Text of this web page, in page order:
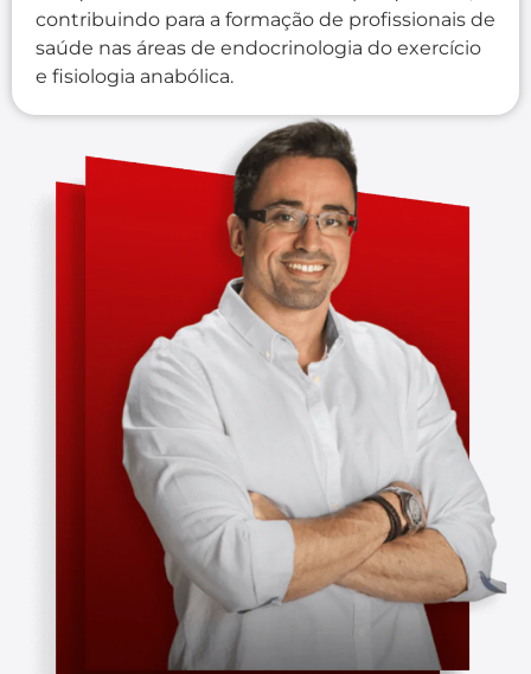
contribuindo para a formação de profissionais de
saúde nas áreas de endocrinologia do exercício
e fisiologia anabólica.